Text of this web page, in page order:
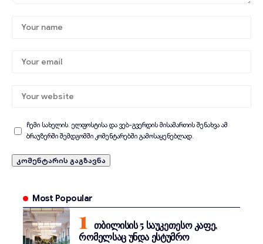
ჩემი სახელის. ელფოსტისა და ვებ-გვერდის მისამართის შენახვა ამ
ბრაუზერში შემდგომში კომენტარებში გამოსაყენებლად.
Most Popoular
თბილისის 5 საუკეთესო კაფე,
რომელსაც უნდა ესტუმრო